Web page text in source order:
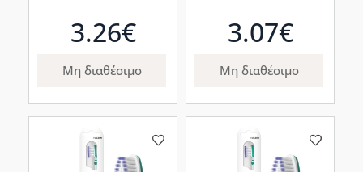
Μαλακή Μπλε, 1τμχ
3.26€
Μη διαθέσιμο
Προστασία για τα
Ευαίσθητα Δόντια, 75ml
3.07€
Μη διαθέσιμο